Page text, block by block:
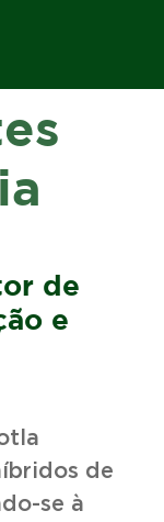
de
e
de
se à